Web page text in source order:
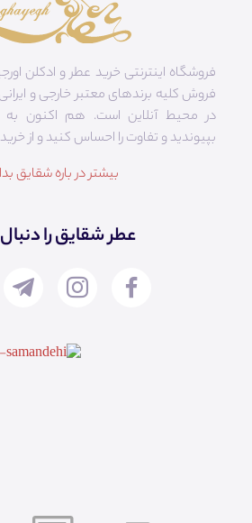
فروشگاه اینترنتی خرید عطر و ادکلن
فروش کلیه برندهای معتبر خارجی و
در محیط آنلاین است. هم‌ اکنون به
بپیوندید و تفاوت را احساس کنید و از
بیشتر در باره شقایق
عطر شقایق را